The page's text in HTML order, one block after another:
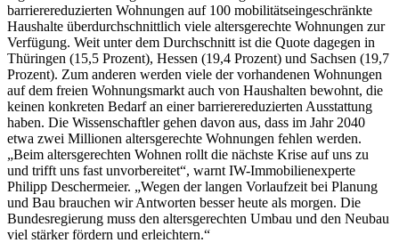
barrierereduzierten Wohnungen auf 100 mobilitätseingeschränkte
Haushalte überdurchschnittlich viele altersgerechte Wohnungen zur
Verfügung. Weit unter dem Durchschnitt ist die Quote dagegen in
Thüringen (15,5 Prozent), Hessen (19,4 Prozent) und Sachsen (19,7
Prozent). Zum anderen werden viele der vorhandenen Wohnungen
auf dem freien Wohnungsmarkt auch von Haushalten bewohnt, die
keinen konkreten Bedarf an einer barrierereduzierten Ausstattung
haben. Die Wissenschaftler gehen davon aus, dass im Jahr 2040
etwa zwei Millionen altersgerechte Wohnungen fehlen werden.
„Beim altersgerechten Wohnen rollt die nächste Krise auf uns zu
und trifft uns fast unvorbereitet“, warnt IW-Immobilienexperte
Philipp Deschermeier. „Wegen der langen Vorlaufzeit bei Planung
und Bau brauchen wir Antworten besser heute als morgen. Die
Bundesregierung muss den altersgerechten Umbau und den Neubau
viel stärker fördern und erleichtern.“